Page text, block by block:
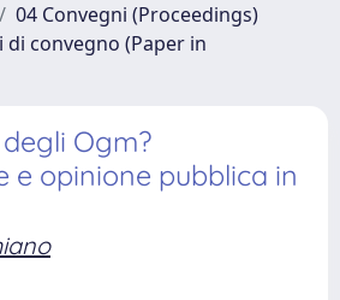
04 Convegni (Proceedings)
di convegno (Paper in
Ogm?
e opinione pubblica in